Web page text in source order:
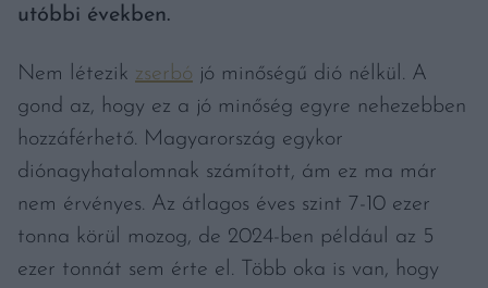
utóbbi években.
Nem létezik zserbó jó minőségű dió nélkül. A
gond az, hogy ez a jó minőség egyre nehezebben
hozzáférhető. Magyarország egykor
diónagyhatalomnak számított, ám ez ma már
nem érvényes. Az átlagos éves szint 7-10 ezer
tonna körül mozog, de 2024-ben például az 5
ezer tonnát sem érte el. Több oka is van, hogy